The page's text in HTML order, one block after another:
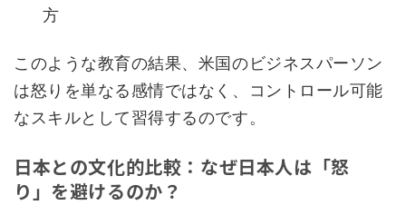
方
このような教育の結果、米国のビジネスパーソン
は怒りを単なる感情ではなく、コントロール可能
なスキルとして習得するのです。
日本との文化的比較：なぜ日本人は「怒
り」を避けるのか？